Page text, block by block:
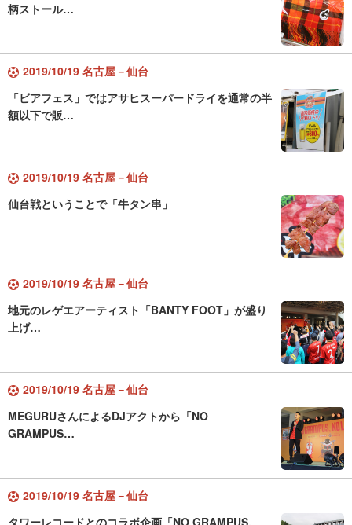
柄ストール…
2019/10/19 名古屋－仙台
「ビアフェス」ではアサヒスーパードライを通常の半
額以下で販…
2019/10/19 名古屋－仙台
仙台戦ということで「牛タン串」
2019/10/19 名古屋－仙台
地元のレゲエアーティスト「BANTY FOOT」が盛り
上げ…
2019/10/19 名古屋－仙台
MEGURUさんによるDJアクトから「NO
GRAMPUS…
2019/10/19 名古屋－仙台
タワーレコードとのコラボ企画「NO GRAMPUS,